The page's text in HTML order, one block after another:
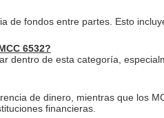
de fondos entre partes. Esto
6532?
dentro de esta categoría,
de dinero, mientras que los
financieras.